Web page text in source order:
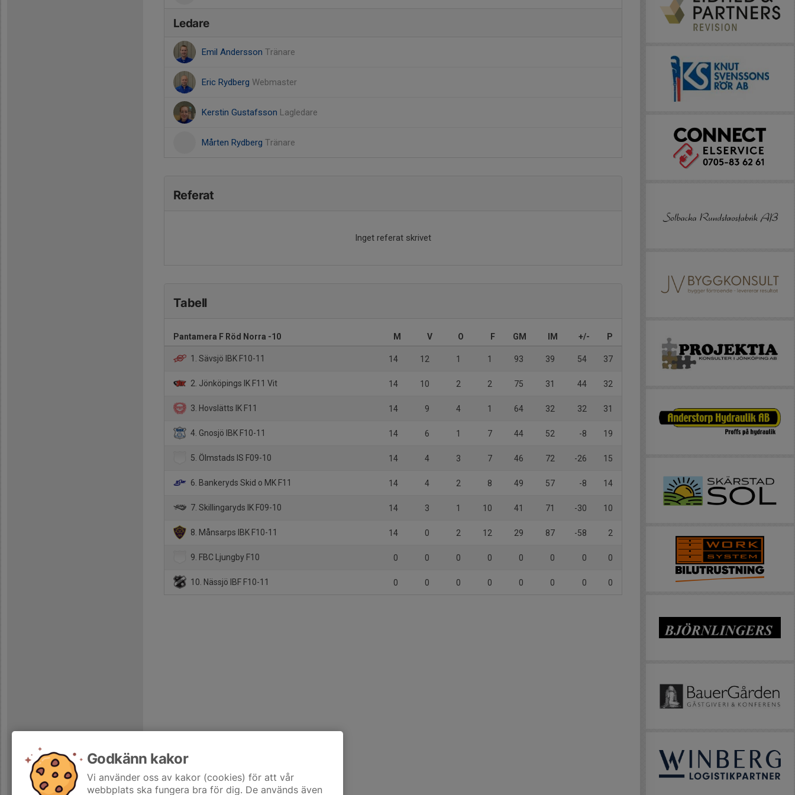
Ledare
Emil Andersson Tränare
Eric Rydberg Webmaster
Kerstin Gustafsson Lagledare
Mårten Rydberg Tränare
Referat
Inget referat skrivet
Tabell
Pantamera F Röd Norra -10 M V O F GM IM +/- P
1. Sävsjö IBK F10-11 14 12 1 1 93 39 54 37
2. Jönköpings IK F11 Vit 14 10 2 2 75 31 44 32
3. Hovslätts IK F11 14 9 4 1 64 32 32 31
4. Gnosjö IBK F10-11 14 6 1 7 44 52 -8 19
5. Ölmstads IS F09-10 14 4 3 7 46 72 -26 15
6. Bankeryds Skid o MK F11 14 4 2 8 49 57 -8 14
7. Skillingaryds IK F09-10 14 3 1 10 41 71 -30 10
8. Månsarps IBK F10-11 14 0 2 12 29 87 -58 2
9. FBC Ljungby F10 0 0 0 0 0 0 0 0
10. Nässjö IBF F10-11 0 0 0 0 0 0 0 0
Godkänn kakor
Vi använder oss av kakor (cookies) för att vår
webbplats ska fungera bra för dig. De används även